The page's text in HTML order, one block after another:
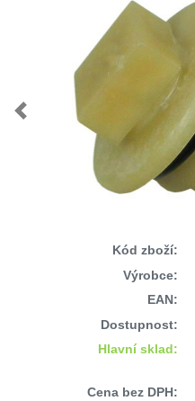
Previous
Kód zboží:
Výrobce:
EAN:
Dostupnost:
Hlavní sklad:
Cena bez DPH: